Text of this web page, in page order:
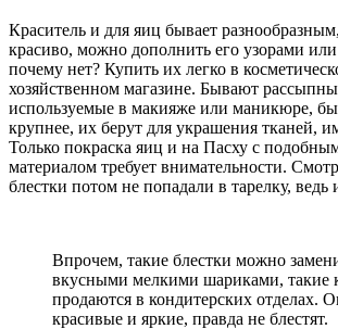
Краситель и для яиц бывает
красиво, можно дополнить его узорами
почему нет? Купить их легко в
хозяйственном магазине. Бывают
используемые в макияже или маникюре,
крупнее, их берут для украшения тканей,
Только покраска яиц и на Пасху с
материалом требует внимательности.
блестки потом не попадали в тарелку, ведь
Впрочем, такие блестки можно
вкусными мелкими шариками, такие
продаются в кондитерских отделах.
красивые и яркие, правда не блестят.